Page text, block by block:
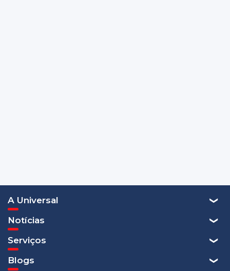
A Universal
Notícias
Serviços
Blogs